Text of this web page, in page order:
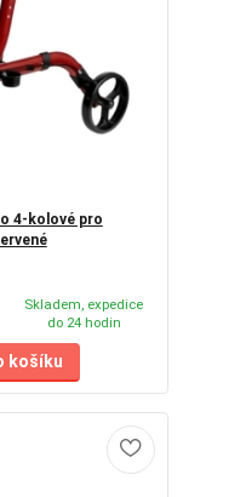
4-kolové pro
Skladem, expedice
do 24 hodin
košíku